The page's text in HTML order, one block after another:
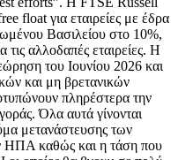
float για εταιρείες με έδρα
Βασιλείου στο 10%,
αλλοδαπές εταιρείες. Η
του Ιουνίου 2026 και
και μη βρετανικών
πληρέστερα την
Όλα αυτά γίνονται
μετανάστευσης των
ΗΠΑ καθώς και η τάση που